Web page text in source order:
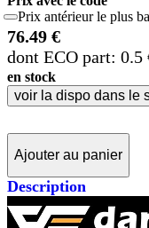
Prix antérieur le plus
76.49 €
dont ECO part: 0.5
en stock
voir la dispo dans le
Ajouter au panier
Description